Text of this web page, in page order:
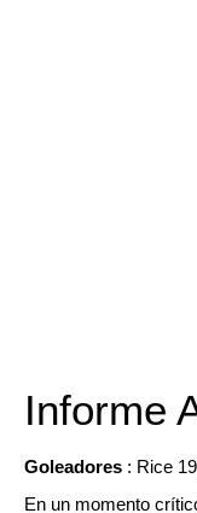
Informe
Goleadores : Rice
En un momento